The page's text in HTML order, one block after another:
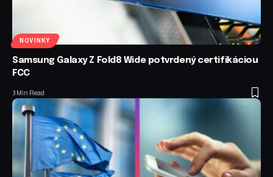
NOVINKY
Samsung Galaxy Z Fold8 Wide potvrdený certifikáciou
FCC
3 Min Read